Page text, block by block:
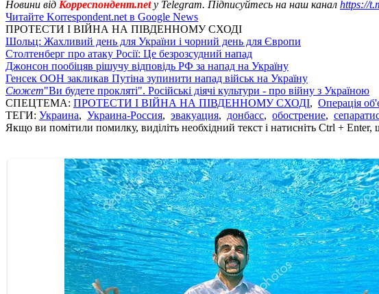
Новини від Корреспондент.netу Telegram. Підписуйтесь на наш канал https://
Читайте Korrespondent.net в Google News
ПРОТЕСТИ І ВІЙНА НА ПІВДЕННОМУ СХОДІ
Шольц: Жахливий день для України і чорний день для Європи
Столтенберг про атаку Росії: Це безрозсудний напад
Джонсон пообіцяв рішучу відповідь РФ за напад на Україну
Генсек ООН закликав Путіна зупинити напад військ на Україну
Сюжет"Ви будете прокляті". Російські діячі культури - про війну з Україною
СПЕЦТЕМА: ПРОТЕСТИ І ВІЙНА НА ПІВДЕННОМУ СХОДІ, Операція
ТЕГИ: Украина, Украина-Россия, эвакуация, донбасс, обострение,
Якщо ви помітили помилку, виділіть необхідний текст і натисніть Ctrl +